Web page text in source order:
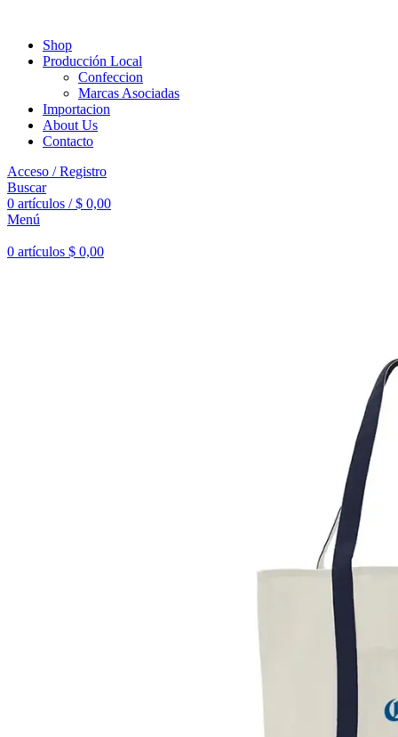
Shop
Producción Local
Confeccion
Marcas Asociadas
Importacion
About Us
Contacto
Acceso / Registro
Buscar
0 artículos / $ 0,00
Menú
0 artículos $ 0,00